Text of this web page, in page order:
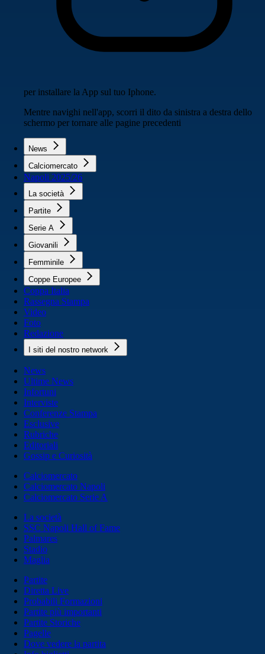
per installare la App sul tuo Iphone.
Mentre navighi nell'app, scorri il dito da sinistra a destra dello
schermo per tornare alle pagine precedenti
News
Calciomercato
Napoli 2025/26
La società
Partite
Serie A
Giovanili
Femminile
Coppe Europee
Coppa Italia
Rassegna Stampa
Video
Foto
Redazione
I siti del nostro network
News
Ultime News
Infortuni
Interviste
Conferenze Stampa
Esclusive
Rubriche
Editoriali
Gossip e Curiosità
Calciomercato
Calciomercato Napoli
Calciomercato Serie A
La società
SSC Napoli Hall of Fame
Palmares
Stadio
Maglia
Partite
Diretta Live
Probabili Formazioni
Partite più importanti
Partite Storiche
Pagelle
Dove vedere la partita